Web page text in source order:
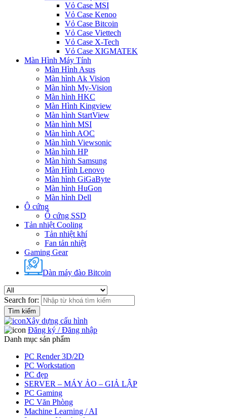
Vỏ Case MSI
Vỏ Case Kenoo
Vỏ Case Bitcoin
Vỏ Case Viettech
Vỏ Case X-Tech
Vỏ Case XIGMATEK
Màn Hình Máy Tính
Màn Hình Asus
Màn hình Ak Vision
Màn hình My-Vision
Màn hình HKC
Màn Hình Kingview
Màn hình StartView
Màn hình MSI
Màn hình AOC
Màn hình Viewsonic
Màn hình HP
Màn hình Samsung
Màn Hình Lenovo
Màn hình GiGaByte
Màn hình HuGon
Màn hình Dell
Ô cứng
Ổ cứng SSD
Tản nhiệt Cooling
Tản nhiệt khí
Fan tản nhiệt
Gaming Gear
Dàn máy đào Bitcoin
Search for:
Xây dựng cấu hình
Đăng ký / Đăng nhập
Danh mục sản phẩm
PC Render 3D/2D
PC Workstation
PC đẹp
SERVER – MÁY ẢO – GIẢ LẬP
PC Gaming
PC Văn Phòng
Machine Learning / AI